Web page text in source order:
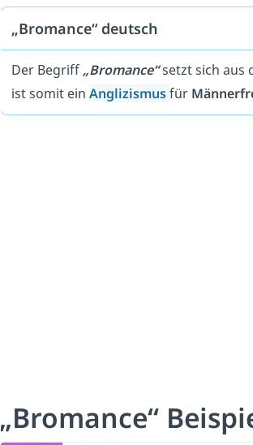
„Bromance“ deutsch
Der Begriff „Bromance“setzt sich aus
ist somit ein Anglizismusfür
„Bromance“